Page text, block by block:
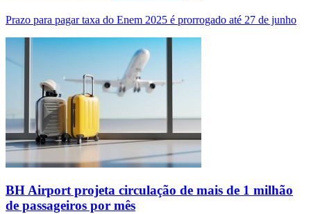
Prazo para pagar taxa do Enem 2025 é prorrogado até 27 de junho
BH Airport projeta circulação de mais de 1 milhão
de passageiros por mês